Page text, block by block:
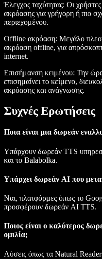
Έλεγχος ταχύτητας: Οι
ακρόασης για γρήγορη ή πιο
περιεχομένου.
Offline ακρόαση: Μεγάλο
ακρόαση offline, για
internet.
Επισήμανση κειμένου: Την
επισημαίνει το κείμενο,
ακρόασης και ανάγνωσης.
Συχνές Ερωτήσεις
Ποια είναι μια δωρεάν
Υπάρχουν δωρεάν TTS
και το Balabolka.
Υπάρχει δωρεάν AI που
Ναι, πλατφόρμες όπως το
προσφέρουν δωρεάν AI TTS.
Ποιος είναι ο καλύτερος
ομιλία;
Λύσεις όπως τα Natural